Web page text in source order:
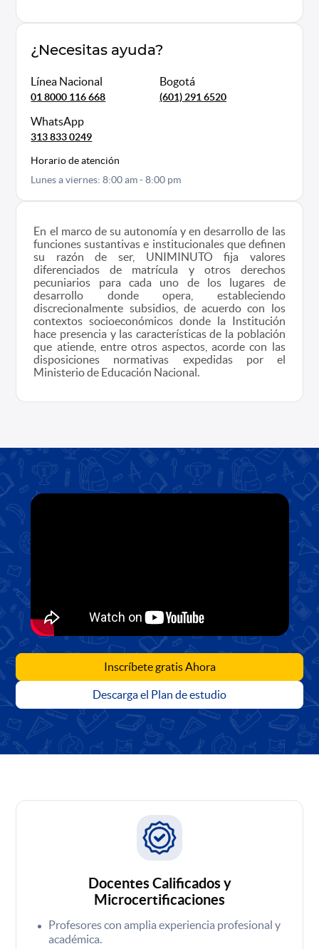
¿Necesitas ayuda?
Línea Nacional
01 8000 116 668
Bogotá
(601) 291 6520
WhatsApp
313 833 0249
Horario de atención
Lunes a viernes: 8:00 am - 8:00 pm
En el marco de su autonomía y en desarrollo de las
funciones sustantivas e institucionales que definen
su razón de ser, UNIMINUTO fija valores
diferenciados de matrícula y otros derechos
pecuniarios para cada uno de los lugares de
desarrollo donde opera, estableciendo
discrecionalmente subsidios, de acuerdo con los
contextos socioeconómicos donde la Institución
hace presencia y las características de la población
que atiende, entre otros aspectos, acorde con las
disposiciones normativas expedidas por el
Ministerio de Educación Nacional.
Inscríbete gratis Ahora
Descarga el Plan de estudio
Docentes Calificados y
Microcertificaciones
Profesores con amplia experiencia profesional y
académica.